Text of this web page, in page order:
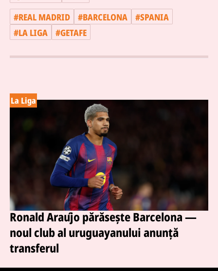
#REAL MADRID #BARCELONA #SPANIA
#LA LIGA #GETAFE
La Liga
Ronald Araújo părăsește Barcelona —
noul club al uruguayanului anunță
transferul